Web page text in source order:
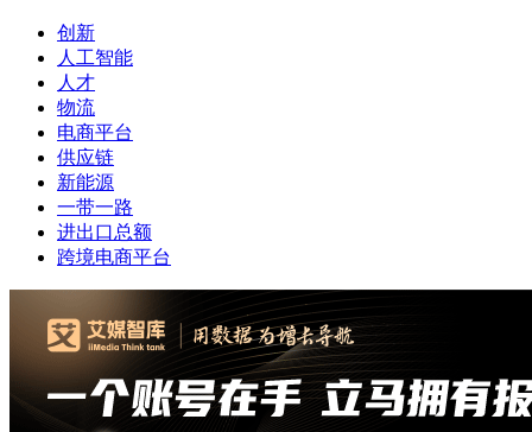
创新
人工智能
人才
物流
电商平台
供应链
新能源
一带一路
进出口总额
跨境电商平台